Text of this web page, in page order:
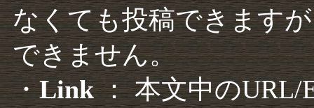
なくても投稿できます
できません。
・Link： 本文中のURL/